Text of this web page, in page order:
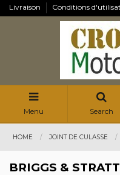
Livraison Conditions
Menu Search
HOME JOINT DE CULASSE
BRIGGS &